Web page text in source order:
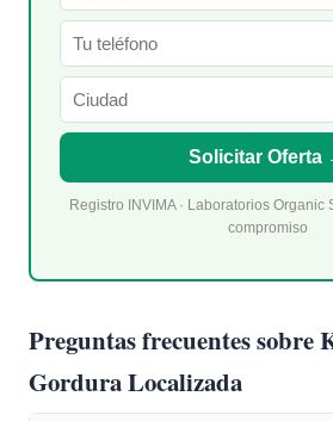
Solicitar Oferta
Registro INVIMA · Laboratorios Organic
compromiso
Preguntas frecuentes sobre
Gordura Localizada